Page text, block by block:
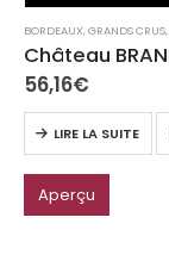
BORDEAUX,GRANDS CRUS,
56,16€
LIRE LA SUITE
Aperçu